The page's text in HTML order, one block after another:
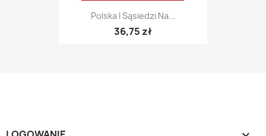
Polska I Sąsiedzi Na...
36,75 zł